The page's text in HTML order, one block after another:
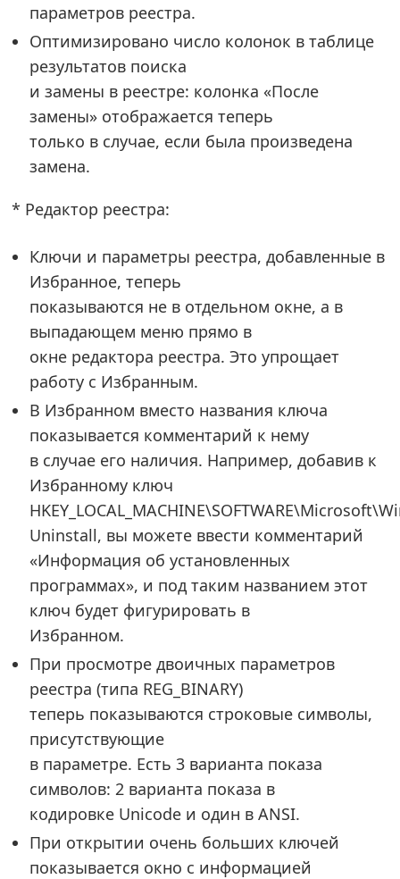
параметров реестра.
Оптимизировано число колонок в таблице
результатов поиска
и замены в реестре: колонка «После
замены» отображается теперь
только в случае, если была произведена
замена.
* Редактор реестра:
Ключи и параметры реестра, добавленные в
Избранное, теперь
показываются не в отдельном окне, а в
выпадающем меню прямо в
окне редактора реестра. Это упрощает
работу с Избранным.
В Избранном вместо названия ключа
показывается комментарий к нему
в случае его наличия. Например, добавив к
Избранному ключ
Uninstall, вы можете ввести комментарий
«Информация об установленных
программах», и под таким названием этот
ключ будет фигурировать в
Избранном.
При просмотре двоичных параметров
реестра (типа REG_BINARY)
теперь показываются строковые символы,
присутствующие
в параметре. Есть 3 варианта показа
символов: 2 варианта показа в
кодировке Unicode и один в ANSI.
При открытии очень больших ключей
показывается окно с информацией